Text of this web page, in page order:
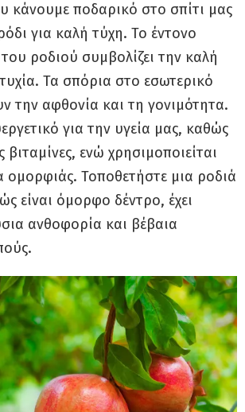
κάνουμε ποδαρικό στο σπίτι μας
για καλή τύχη. Το έντονο
ροδιού συμβολίζει την καλή
Τα σπόρια στο εσωτερικό
την αφθονία και τη γονιμότητα.
για την υγεία μας, καθώς
βιταμίνες, ενώ χρησιμοποιείται
ομορφιάς. Τοποθετήστε μια ροδιά
είναι όμορφο δέντρο, έχει
ανθοφορία και βέβαια